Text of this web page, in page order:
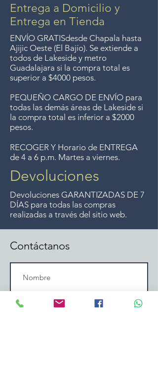
compras mayor de $4000
pesos. Aceptamos
devoluciones hasta 7 días
después de la venta a menos
que los artículos tengan un
precio de oferta, lo sentimos,
no aceptamos devoluciones de
artículos en oferta.
Anteriormente hacíamos envíos
gratis a Guadalajara pero ya no
Entrega a Domicilio y
Entrega en Tienda
ENVÍO GRATISdesde Chapala hasta
Ajijic Oeste (El Bajío). Se extiende a
todos de Lakeside y metro
Guadalajara si la compra total es
superior a $4000 pesos.
PEQUEÑO CARGO DE ENVÍO para
todas las demás áreas de Lakeside si
la compra total es inferior a $2000
pesos.
RECOGER Y Horario de ENTREGA
de 4 a 6 p.m. Martes a viernes.
Devoluciones
Devoluciones GARANTIZADAS DE 7
DÍAS para todas las compras
realizadas a través del sitio web.
Contáctanos